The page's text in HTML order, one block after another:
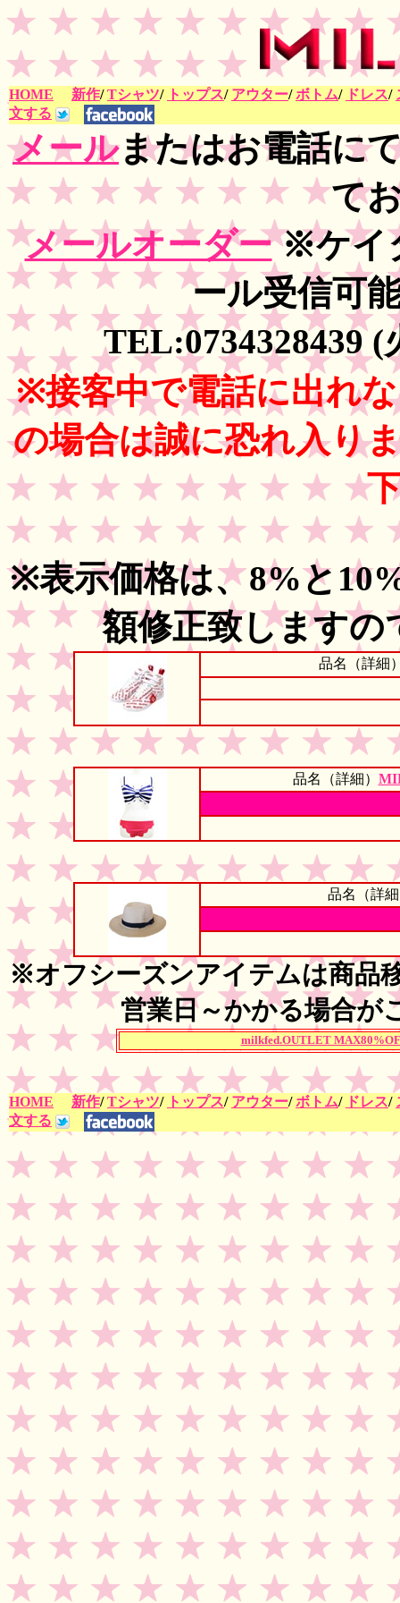
HOME 新作/Tシャツ/ トップス/ アウター/ボトム/ ドレス/
文する
メールまたはお電話に
て
メールオーダー※ケイ
ール受信可
TEL:0734328439 (
※接客中で電話に出れ
の場合は誠に恐れ入り
※表示価格は、8%と
額修正致しますの
品名（詳細
品名（詳細）
品名（詳
※オフシーズンアイテムは商品
営業日～かかる場合が
milkfed.OUTLET
HOME 新作/Tシャツ/ トップス/ アウター/ボトム/ ドレス/
文する